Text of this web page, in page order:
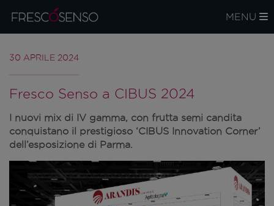
MENU
30 APRILE 2024
Fresco Senso a CIBUS 2024
I nuovi mix di IV gamma, con frutta semi candita
conquistano il prestigioso ‘CIBUS Innovation Corner’
dell’esposizione di Parma.